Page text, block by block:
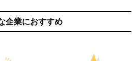
企業におすすめ